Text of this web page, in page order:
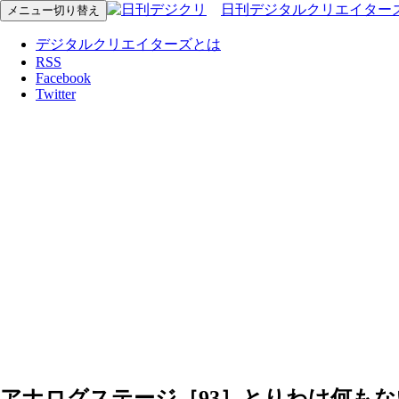
メニュー切り替え 日刊デジタルクリエイター
デジタルクリエイターズとは
RSS
Facebook
Twitter